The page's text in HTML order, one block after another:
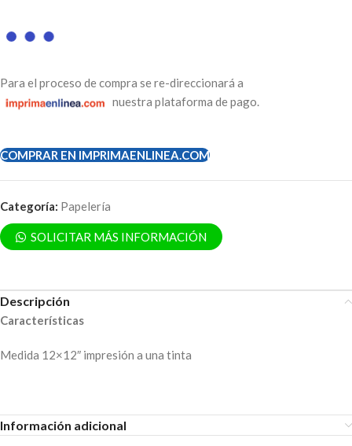
Para el proceso de compra se re-direccionará a
nuestra plataforma de pago.
COMPRAR EN IMPRIMAENLINEA.COM
Categoría: Papelería
SOLICITAR MÁS INFORMACIÓN
Descripción
Características
Medida 12×12″ impresión a una tinta
Información adicional